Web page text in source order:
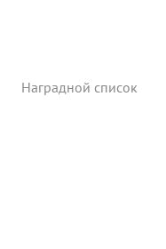
Наградной список